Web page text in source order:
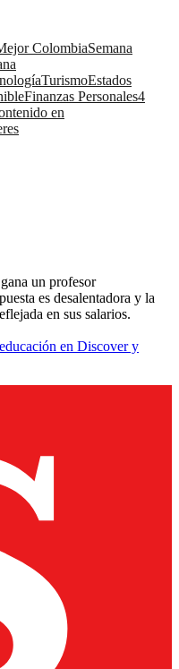
ColombiaSemana
TurismoEstados
Finanzas Personales4
en
un profesor
es desalentadora y la
en sus salarios.
en Discover y